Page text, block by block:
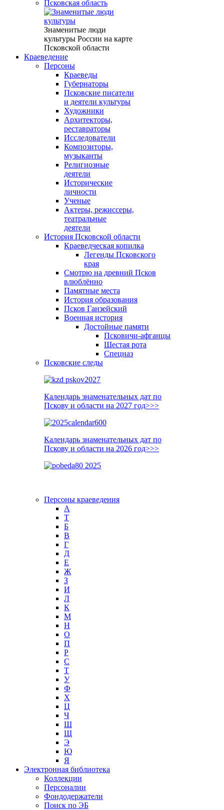
Псковская область
Знаменитые люди
культуры России на карте
Псковской области
Краеведение
Персоны
Краеведы
Губернаторы
Псковские писатели
и деятели культуры
Художники
Архитекторы,
реставраторы
Исследователи
Композиторы,
музыканты
Религиозные
деятели
Исторические
личности
Ученые
Актеры, режиссеры,
театральные
деятели
История Псковской области
Краеведческая копилка
Легенды Псковского
края
Смотрю на древний Псков
влюблённо
Памятные места
История образования
Псков Ганзейский
Военная история
Достойные памяти
Псковичи-афганцы
Шестая рота
Спецназ
Псковские следы
Календарь знаменательных дат по
Пскову и области на 2027 год>>>
Календарь знаменательных дат по
Пскову и области на 2026 год>>>
Персоны краеведения
А
T
Б
В
Г
Д
Е
Ж
З
И
Л
К
М
Н
О
П
Р
С
Т
У
Ф
Х
Ц
Ч
Ш
Щ
Э
Ю
Я
Электронная библиотека
Коллекции
Персоналии
Фондодержатели
Поиск по ЭБ